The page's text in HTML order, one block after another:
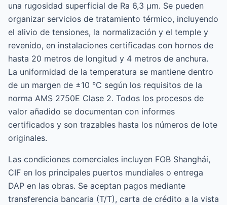
una rugosidad superficial de Ra 6,3 μm. Se pueden
organizar servicios de tratamiento térmico, incluyendo
el alivio de tensiones, la normalización y el temple y
revenido, en instalaciones certificadas con hornos de
hasta 20 metros de longitud y 4 metros de anchura.
La uniformidad de la temperatura se mantiene dentro
de un margen de ±10 °C según los requisitos de la
norma AMS 2750E Clase 2. Todos los procesos de
valor añadido se documentan con informes
certificados y son trazables hasta los números de lote
originales.
Las condiciones comerciales incluyen FOB Shanghái,
CIF en los principales puertos mundiales o entrega
DAP en las obras. Se aceptan pagos mediante
transferencia bancaria (T/T), carta de crédito a la vista